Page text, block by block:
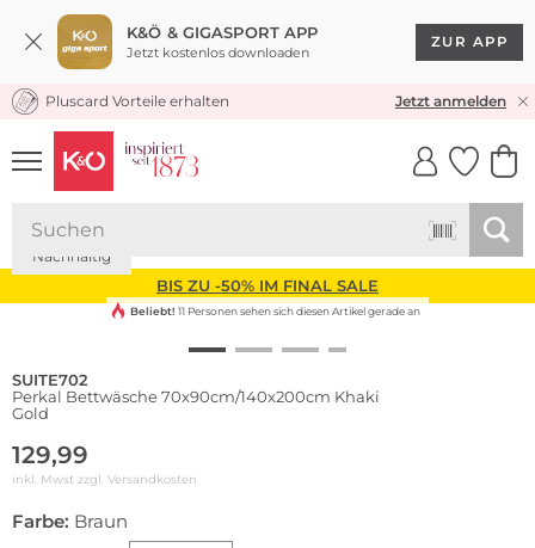
K&Ö & GIGASPORT APP
Jetzt kostenlos downloaden
ZUR APP
KOSTENLOSER VERSAND* & RÜCKVERSAND
Pluscard Vorteile erhalten Jetzt anmelden
UNSERE APP
CLICK &
BIS ZU -50% IM FINAL SALE
Nachhaltig
Beliebt! 11 Personen sehen sich diesen Artikel gerade an
SUITE702
Perkal Bettwäsche 70x90cm/140x200cm Khaki
Gold
129,99
inkl. Mwst zzgl. Versandkosten
Farbe: Braun